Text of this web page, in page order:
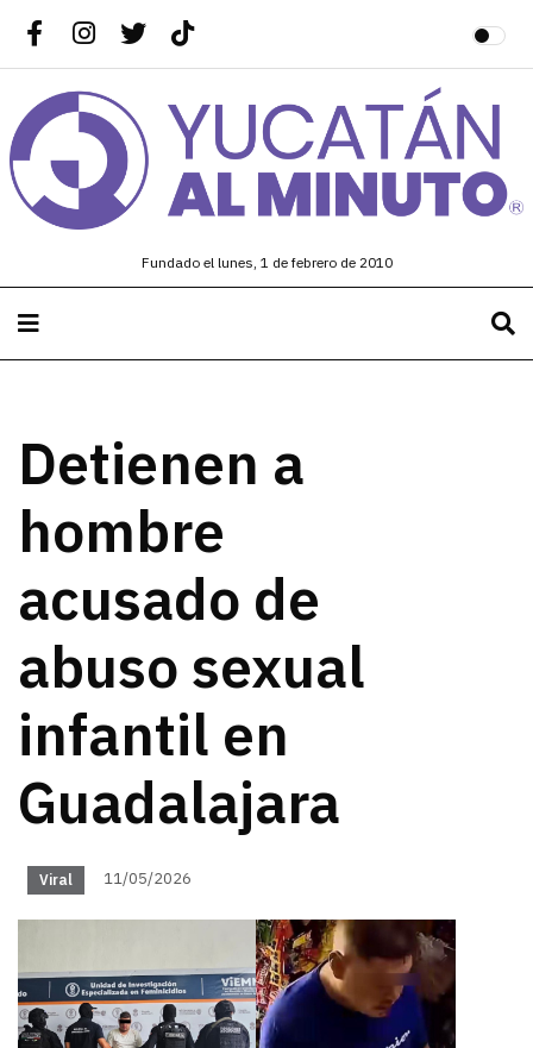
Fundado el lunes, 1 de febrero de 2010
Detienen a
hombre
acusado de
abuso sexual
infantil en
Guadalajara
Viral 11/05/2026